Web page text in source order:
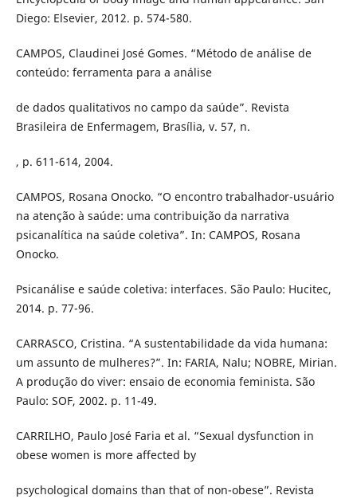
Diego: Elsevier, 2012. p. 574-580.
CAMPOS, Claudinei José Gomes. “Método de análise de
conteúdo: ferramenta para a análise
de dados qualitativos no campo da saúde”. Revista
Brasileira de Enfermagem, Brasília, v. 57, n.
, p. 611-614, 2004.
CAMPOS, Rosana Onocko. “O encontro trabalhador-usuário
na atenção à saúde: uma contribuição da narrativa
psicanalítica na saúde coletiva”. In: CAMPOS, Rosana
Onocko.
Psicanálise e saúde coletiva: interfaces. São Paulo: Hucitec,
2014. p. 77-96.
CARRASCO, Cristina. “A sustentabilidade da vida humana:
um assunto de mulheres?”. In: FARIA, Nalu; NOBRE, Mirian.
A produção do viver: ensaio de economia feminista. São
Paulo: SOF, 2002. p. 11-49.
CARRILHO, Paulo José Faria et al. “Sexual dysfunction in
obese women is more affected by
psychological domains than that of non-obese”. Revista